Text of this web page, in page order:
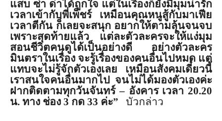
แสบ ซ่า ด่าได้ถูกใจ แต่ในเรื่องก็ยังมีมุมน่ารัก
เวลาเข้ากับพี่เพ็ชร์ เหมือนคุณหนูสู้กับมาเฟีย
เวลาตีกัน ก็เลยจะสนุก อยากให้ตามลุ้นจนจบ
เพราะสุดท้ายแล้ว แต่ละตัวละครจะให้แง่มุม
สอนชีวิตคนดูได้เป็นอย่างดี อย่างตัวละคร
มินตราในเรื่อง จะรู้เรื่องของคนอื่นไปหมด แต่
แทบจะไม่รู้จักตัวเองเลย เหมือนสังคมเดี๋ยวนี้
เราสนใจคนอื่นมากไป จนไม่ได้มองตัวเองค่ะ
ฝากติดตามทุกวันจันทร์ – อังคาร เวลา 20.20
น. ทาง ช่อง 3 กด 33 ค่ะ” บัวกล่าว